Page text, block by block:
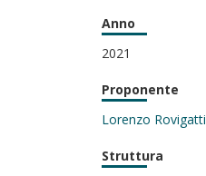
Anno
2021
Proponente
Lorenzo Rovigatti
Struttura